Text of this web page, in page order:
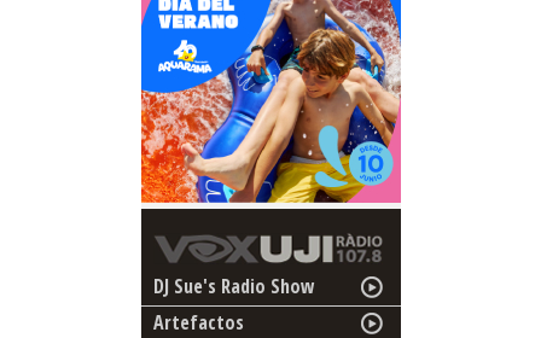
DJ Sue's Radio Show
Artefactos